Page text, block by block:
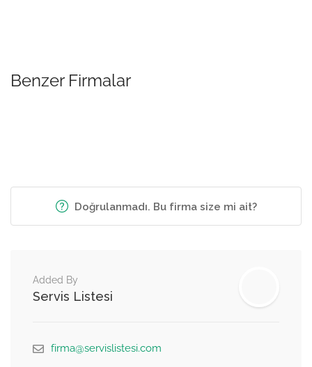
Benzer Firmalar
Doğrulanmadı. Bu firma size mi ait?
Added By
Servis Listesi
firma@servislistesi.com